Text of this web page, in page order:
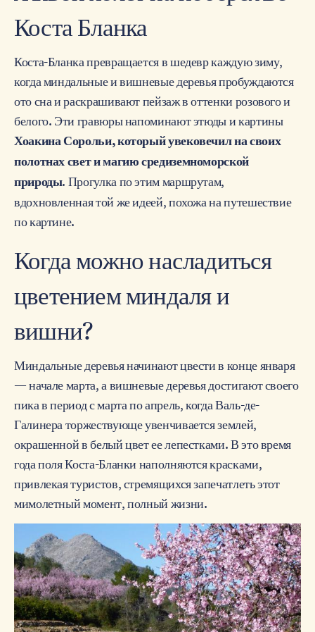
Коста Бланка
Коста-Бланка превращается в шедевр каждую зиму,
когда миндальные и вишневые деревья пробуждаются
ото сна и раскрашивают пейзаж в оттенки розового и
белого. Эти гравюры напоминают этюды и картины
Хоакина Сорольи, который увековечил на своих
полотнах свет и магию средиземноморской
природы. Прогулка по этим маршрутам,
вдохновленная той же идеей, похожа на путешествие
по картине.
Когда можно насладиться
цветением миндаля и
вишни?
Миндальные деревья начинают цвести в конце января
— начале марта, а вишневые деревья достигают своего
пика в период с марта по апрель, когда Валь-де-
Галинера торжествующе увенчивается землей,
окрашенной в белый цвет ее лепестками. В это время
года поля Коста-Бланки наполняются красками,
привлекая туристов, стремящихся запечатлеть этот
мимолетный момент, полный жизни.